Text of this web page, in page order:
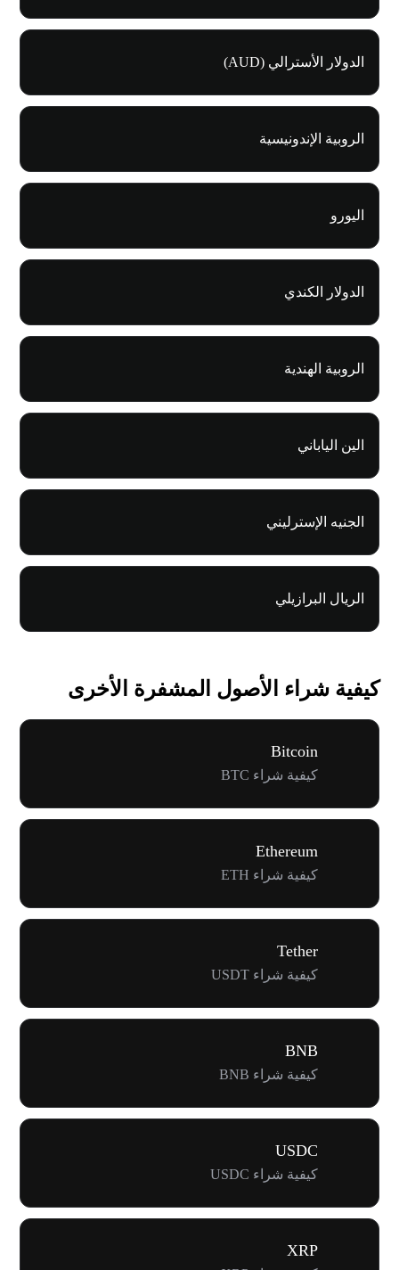
الدولار الأسترالي (AUD)
الروبية الإندونيسية
اليورو
الدولار الكندي
الروبية الهندية
الين الياباني
الجنيه الإسترليني
الريال البرازيلي
كيفية شراء الأصول المشفرة الأخرى
Bitcoin
كيفية شراء BTC
Ethereum
كيفية شراء ETH
Tether
كيفية شراء USDT
BNB
كيفية شراء BNB
USDC
كيفية شراء USDC
XRP